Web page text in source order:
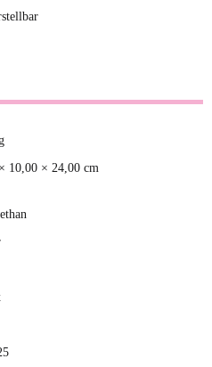
10,00 × 24,00 cm